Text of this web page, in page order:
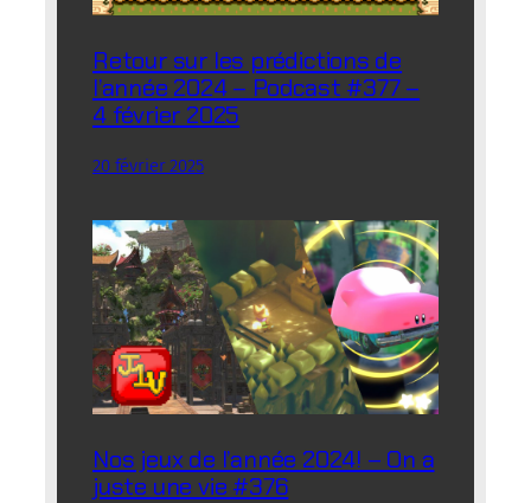
Retour sur les prédictions de
l’année 2024 – Podcast #377 –
4 février 2025
20 février 2025
Nos jeux de l’année 2024! – On a
juste une vie #376